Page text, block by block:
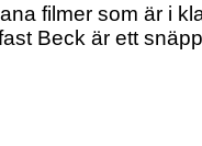
filmer som är i
Beck är ett